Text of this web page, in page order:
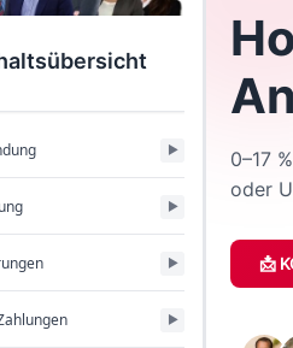
0–17
oder
📩